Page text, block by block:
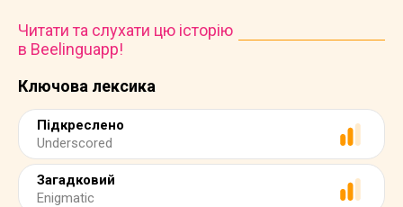
Ключова лексика
Підкреслено
Underscored
Загадковий
Enigmatic
Читати та слухати цю історію
в Beelinguapp!